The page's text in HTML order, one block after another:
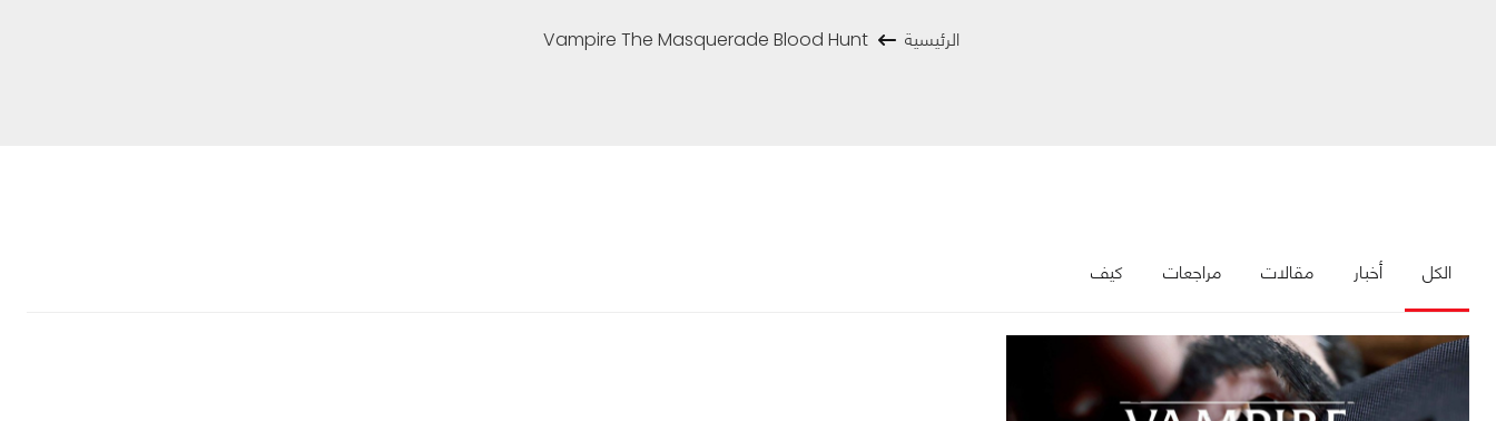
الرئيسية Vampire The Masquerade Blood Hunt
الكل أخبار مقالات مراجعات كيف